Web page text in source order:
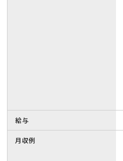
給与
月収例